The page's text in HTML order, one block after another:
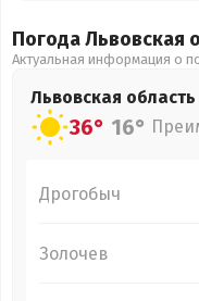
Погода Львовская
Актуальная информация о
Львовская область
36° 16°
Дрогобыч
Золочев